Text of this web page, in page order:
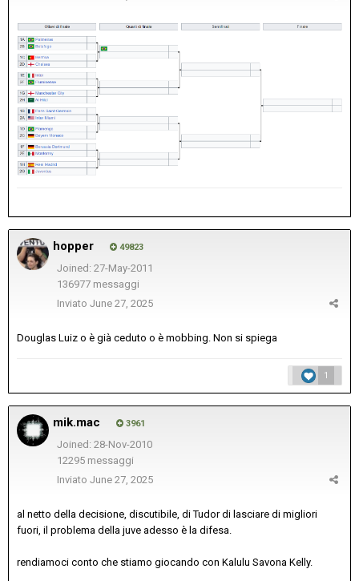
hopper 49823
Joined: 27-May-2011
136977 messaggi
Inviato June 27, 2025
Douglas Luiz o è già ceduto o è mobbing. Non si spiega
1
mik.mac 3961
Joined: 28-Nov-2010
12295 messaggi
Inviato June 27, 2025
al netto della decisione, discutibile, di Tudor di lasciare di migliori
fuori, il problema della juve adesso è la difesa.
rendiamoci conto che stiamo giocando con Kalulu Savona Kelly.